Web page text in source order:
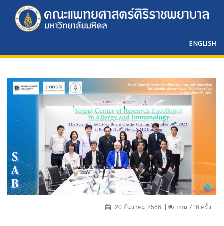
ENGLISH
20 ธันวาคม 2566 อ่าน 716 ครั้ง